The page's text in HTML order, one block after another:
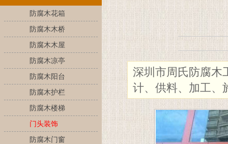
防腐木花箱
防腐木木桥
防腐木木屋
防腐木凉亭
防腐木阳台
防腐木护栏
防腐木楼梯
门头装饰
防腐木门窗
深圳市周氏防腐木
计、供料、加工、